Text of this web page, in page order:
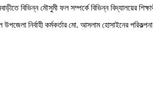
বিভিন্ন মৌসুমী ফল সম্পর্কে বিভিন্ন বিদ্যালয়ের
নির্বাহী কর্মকর্তার মো. আসলাম হোসাইনের